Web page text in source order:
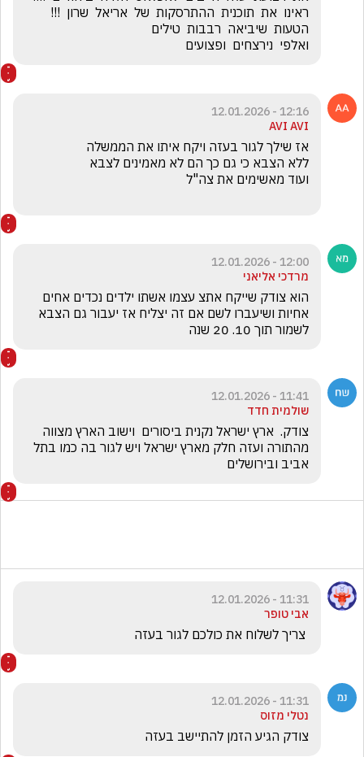
ואלפי  נירצחים  ופצועים
12:16 - 12.01.2026
AVI AVI
12:00 - 12.01.2026
מרדכי אליאני
לשמור תוך 10. 20 שנה
11:41 - 12.01.2026
שולמית חדד
אביב ובירושלים
11:31 - 12.01.2026
אבי טופר
11:31 - 12.01.2026
נטלי מזוס
צודק הגיע הזמן להתיישב בעזה